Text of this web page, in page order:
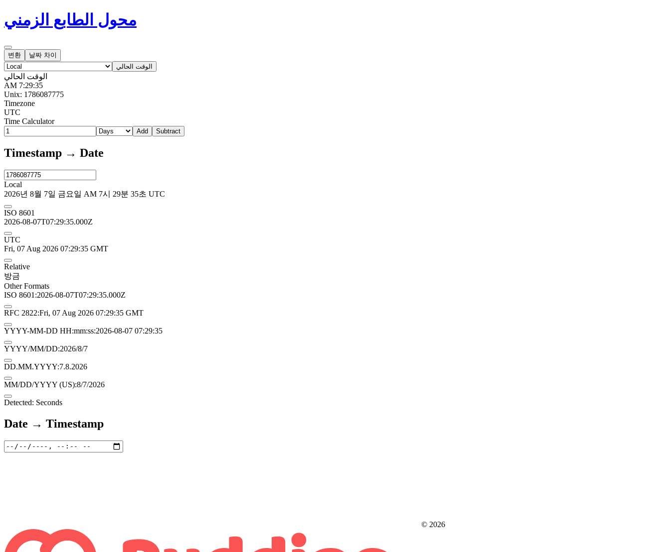
محول الطابع الزمني
변환
날짜 차이
الوقت الحالي
الوقت الحالي
AM 7:29:35
Unix: 1786087775
Timezone
UTC
Time Calculator
Add Subtract
Timestamp → Date
Local
2026년 8월 7일 금요일 AM 7시 29분 35초 UTC
ISO 8601
2026-08-07T07:29:35.000Z
UTC
Fri, 07 Aug 2026 07:29:35 GMT
Relative
방금
Other Formats
ISO 8601:2026-08-07T07:29:35.000Z
RFC 2822:Fri, 07 Aug 2026 07:29:35 GMT
YYYY-MM-DD HH:mm:ss:2026-08-07 07:29:35
YYYY/MM/DD:2026/8/7
DD.MM.YYYY:7.8.2026
MM/DD/YYYY (US):8/7/2026
Detected: Seconds
Date → Timestamp
© 2026